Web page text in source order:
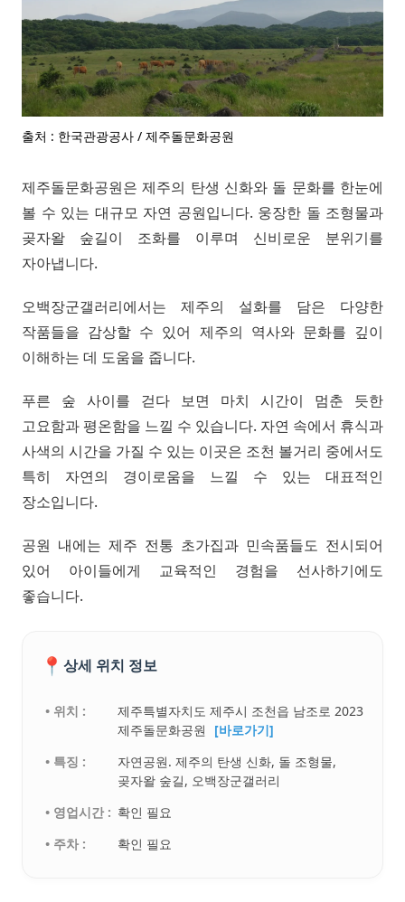
출처 : 한국관광공사 / 제주돌문화공원
제주돌문화공원은 제주의 탄생 신화와 돌 문화를 한눈에
볼 수 있는 대규모 자연 공원입니다. 웅장한 돌 조형물과
곶자왈 숲길이 조화를 이루며 신비로운 분위기를
자아냅니다.
오백장군갤러리에서는 제주의 설화를 담은 다양한
작품들을 감상할 수 있어 제주의 역사와 문화를 깊이
이해하는 데 도움을 줍니다.
푸른 숲 사이를 걷다 보면 마치 시간이 멈춘 듯한
고요함과 평온함을 느낄 수 있습니다. 자연 속에서 휴식과
사색의 시간을 가질 수 있는 이곳은 조천 볼거리 중에서도
특히 자연의 경이로움을 느낄 수 있는 대표적인
장소입니다.
공원 내에는 제주 전통 초가집과 민속품들도 전시되어
있어 아이들에게 교육적인 경험을 선사하기에도
좋습니다.
📍 상세 위치 정보
• 위치 :
제주특별자치도 제주시 조천읍 남조로 2023
제주돌문화공원
[바로가기]
• 특징 :
자연공원. 제주의 탄생 신화, 돌 조형물,
곶자왈 숲길, 오백장군갤러리
• 영업시간 : 확인 필요
• 주차 :
확인 필요